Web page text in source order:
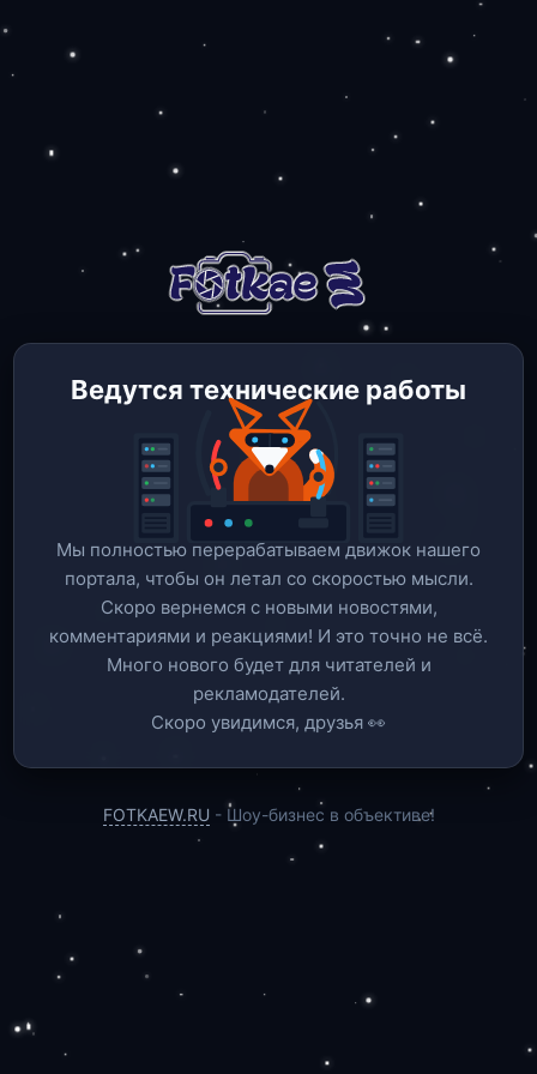
Ведутся технические работы
Мы полностью перерабатываем движок нашего
портала, чтобы он летал со скоростью мысли.
Скоро вернемся c новыми новостями,
комментариями и реакциями! И это точно не всё.
Много нового будет для читателей и
рекламодателей.
Скоро увидимся, друзья 👀
FOTKAEW.RU - Шоу-бизнес в объективе!